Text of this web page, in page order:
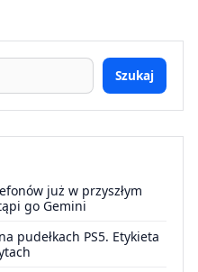
Szukaj
już w przyszłym
go Gemini
pudełkach PS5. Etykieta